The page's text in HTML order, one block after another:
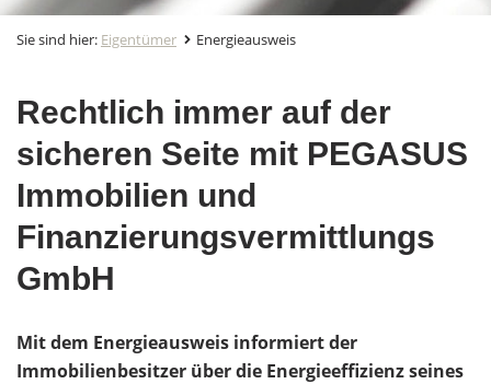
Sie sind hier: Eigentümer Energieausweis
Rechtlich immer auf der
sicheren Seite mit PEGASUS
Immobilien und
Finanzierungsvermittlungs
GmbH
Mit dem Energieausweis informiert der
Immobilienbesitzer über die Energieeffizienz seines